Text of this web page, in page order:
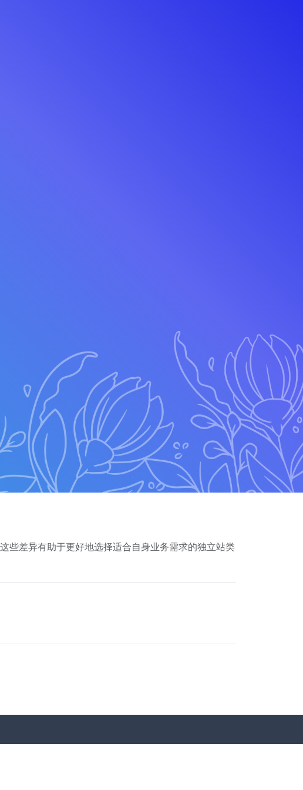
些差异有助于更好地选择适合自身业务需求的独立站类
联系我们